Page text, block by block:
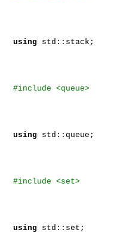
using std::stack;
#include <queue>
using std::queue;
#include <set>
using std::set;